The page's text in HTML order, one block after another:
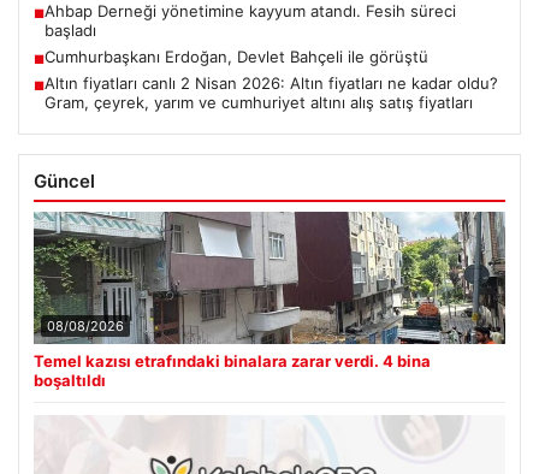
■Ahbap Derneği yönetimine kayyum atandı. Fesih süreci
başladı
■Cumhurbaşkanı Erdoğan, Devlet Bahçeli ile görüştü
■Altın fiyatları canlı 2 Nisan 2026: Altın fiyatları ne kadar oldu?
Gram, çeyrek, yarım ve cumhuriyet altını alış satış fiyatları
Güncel
08/08/2026
Temel kazısı etrafındaki binalara zarar verdi. 4 bina
boşaltıldı